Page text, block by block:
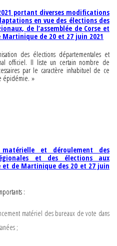
portant diverses modifications
en vue des élections des
de l’assemblée de Corse et
Martinique de 20 et 27 juin 2021
des élections départementales et
officiel. Il liste un certain nombre de
par le caractère inhabituel de ce
épidémie. »
et déroulement des
et des élections aux
et de Martinique des 20 et 27 juin
:
matériel des bureaux de vote dans
;